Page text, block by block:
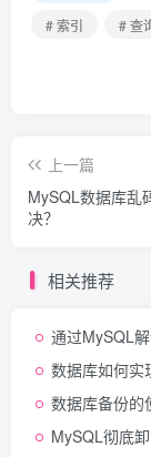
# 索引
# 查
上一篇
MySQL数据库乱
决？
相关推荐
通过MySQL
数据库如何实
数据库备份的
MySQL彻底